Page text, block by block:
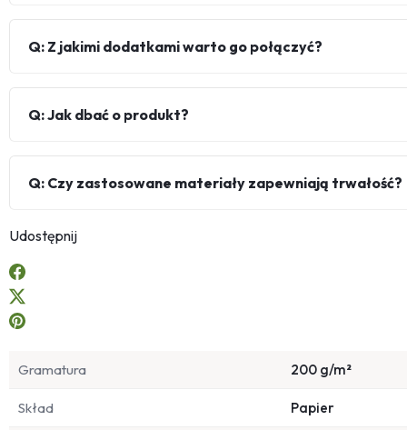
Q: Z jakimi dodatkami warto go połączyć?
Q: Jak dbać o produkt?
Q: Czy zastosowane materiały zapewniają trwałość?
Udostępnij
Gramatura 200 g/m²
Skład Papier